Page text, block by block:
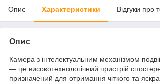
Опис Характеристики Відгуки про
Опис
Камера з інтелектуальним механізмом
— це високотехнологічний пристрій
призначений для отримання чіткого та